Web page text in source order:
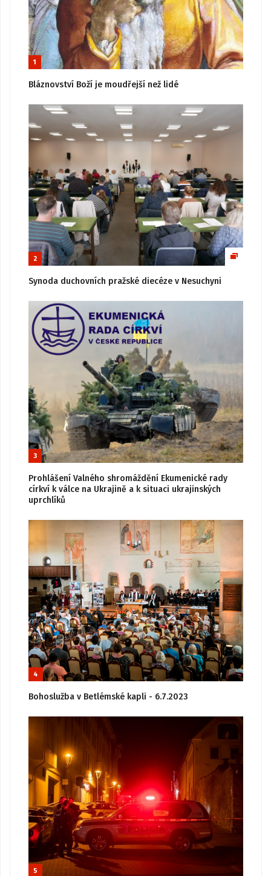
1
Bláznovství Boží je moudřejší než lidé
2
Synoda duchovních pražské diecéze v Nesuchyni
3
Prohlášení Valného shromáždění Ekumenické rady
církví k válce na Ukrajině a k situaci ukrajinských
uprchlíků
4
Bohoslužba v Betlémské kapli - 6.7.2023
5